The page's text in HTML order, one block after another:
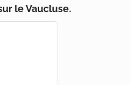
le Vaucluse.